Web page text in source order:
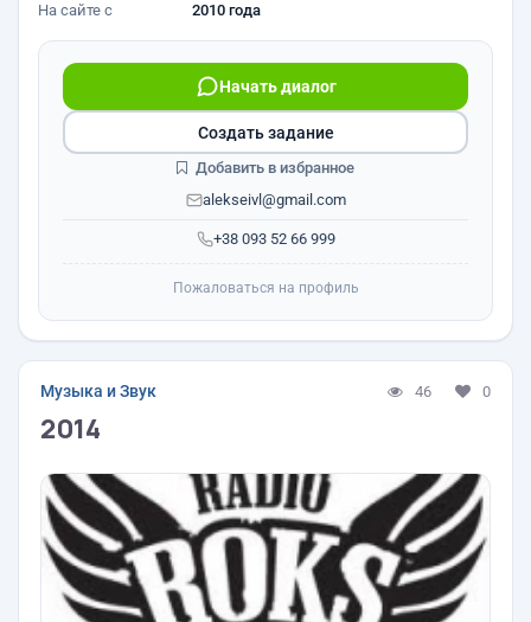
На сайте с
2010 года
+38 093 52 66 999
Начать диалог
alekseivl@gmail.com
Создать задание
Добавить в избранное
Пожаловаться на профиль
Музыка и Звук 46 0
2014